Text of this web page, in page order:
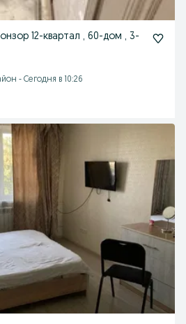
- Сегодня в 10:26